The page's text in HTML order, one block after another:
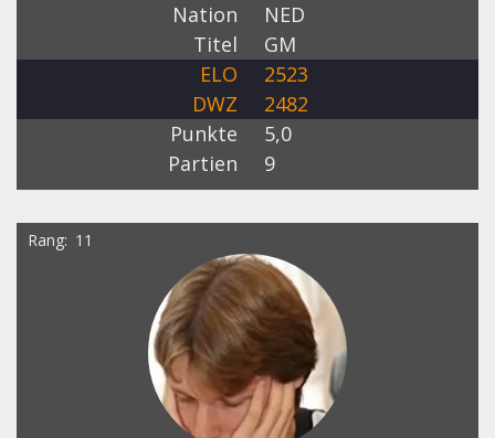
Nation
NED
Titel
GM
ELO
2523
DWZ
2482
Punkte
5,0
Partien
9
Rang 11